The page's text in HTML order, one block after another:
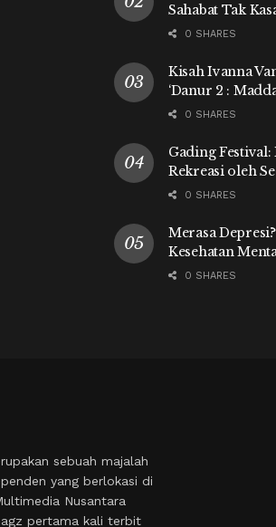
Sahabat Tak
0 SHARES
Kisah Ivanna
‘Danur 2 :
0 SHARES
Gading
Rekreasi oleh
0 SHARES
Merasa
Kesehatan
0 SHARES
sebuah majalah
yang berlokasi di
Nusantara
pertama kali terbit